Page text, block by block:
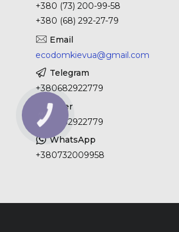
+380 (73) 200-99-58
+380 (68) 292-27-79
ecodomkievua@gmail.com
+380682922779
+380682922779
+380732009958
КНОПКА
ЗВ'ЯЗКУ